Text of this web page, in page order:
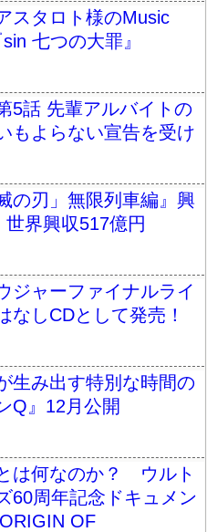
スタロト様のMusic
七つの大罪』
5話 先輩アルバイトの
もよらない宣告を受け
の刃」無限列車編』興
界興収517億円
ジャーファイナルライ
なしCDとして発売！
生み出す特別な時間の
Q』12月公開
は何なのか？ ウルト
60周年記念ドキュメン
OF